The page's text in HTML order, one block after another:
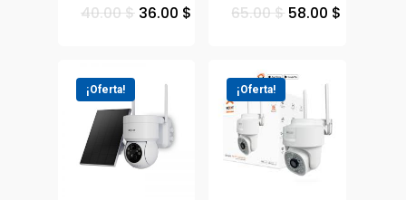
40.00$ 36.00 $
65.00$ 58.00 $
¡Oferta! ¡Oferta!